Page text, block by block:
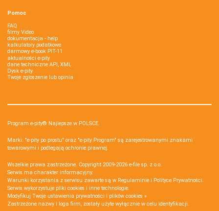
Pomoc
FAQ
filmy Video
dokumentacja - help
kalkulatory podatkowe
darmowy e-book PIT-11
aktualności e-pity
dane techniczne API, XML
Dysk e-pity
Twoje zgłoszenie lub opinia
Program e-pity® Najlepsze w POLSCE.
Marki: "e-pity po prostu" oraz "e-pity Program" są zarejestrowanymi znakami
towarowymi i podlegają ochronie prawnej.
Wszelkie prawa zastrzeżone. Copyright 2009-2026 e-file sp. z o.o.
Serwis ma charakter informacyjny.
Warunki korzystania z serwisu zawarte są w Regulaminie i Polityce Prywatności.
Serwis wykorzystuje pliki cookies i inne technologie.
Modyfikuj Twoje ustawienia prywatności i plików cookies »
Zastrzeżone nazwy i loga firm, zostały użyte wyłącznie w celu identyfikacji.